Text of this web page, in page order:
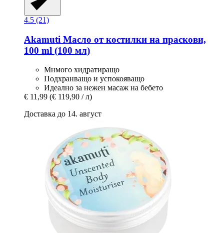
4.5 (21)
Akamuti Масло от костилки на праскови,
100 ml (100 мл)
Мнмого хидратиращо
Подхранващо и успокояващо
Идеално за нежен масаж на бебето
€ 11,99 (€ 119,90 / л)
Доставка до 14. август